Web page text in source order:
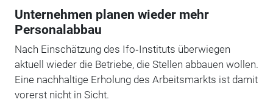
Unternehmen planen wieder mehr
Personalabbau
Nach Einschätzung des Ifo‑Instituts überwiegen
aktuell wieder die Betriebe, die Stellen abbauen wollen.
Eine nachhaltige Erholung des Arbeitsmarkts ist damit
vorerst nicht in Sicht.